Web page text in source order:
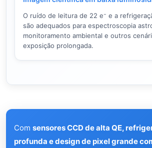
O ruído de leitura de 22 e⁻ e a
são adequados para espectroscopia
monitoramento ambiental e outros
exposição prolongada.
Com sensores CCD de alta QE,
profunda e design de pixel grande